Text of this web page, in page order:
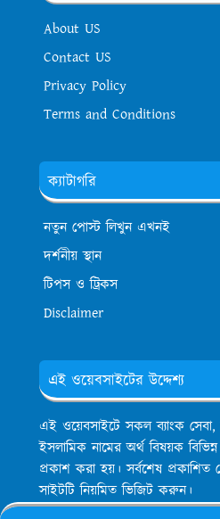
About US
Contact US
Privacy Policy
Terms and Conditions
ক্যাটাগরি
নতুন পোস্ট লিখুন এখনই
দর্শনীয় স্থান
টিপস ও ট্রিকস
Disclaimer
এই ওয়েবসাইটের উদ্দেশ্য
এই ওয়েবসাইটে সকল ব্যাংক
ইসলামিক নামের অর্থ বিষয়ক
প্রকাশ করা হয়। সর্বশেষ
সাইটটি নিয়মিত ভিজিট করুন।